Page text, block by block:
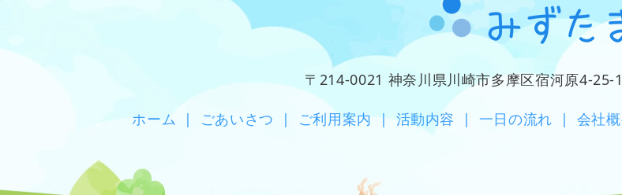
〒214-0021 神奈川県川崎市多摩区宿河原4-25-
ホーム | ごあいさつ | ご利用案内 | 活動内容 | 一日の流れ | 会社